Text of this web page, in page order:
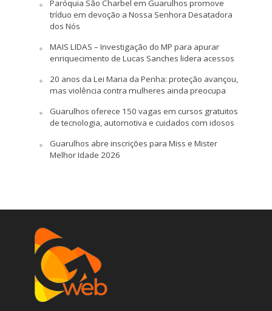
Paróquia São Charbel em Guarulhos promove
tríduo em devoção a Nossa Senhora Desatadora
dos Nós
MAIS LIDAS – Investigação do MP para apurar
enriquecimento de Lucas Sanches lidera acessos
20 anos da Lei Maria da Penha: proteção avançou,
mas violência contra mulheres ainda preocupa
Guarulhos oferece 150 vagas em cursos gratuitos
de tecnologia, automotiva e cuidados com idosos
Guarulhos abre inscrições para Miss e Mister
Melhor Idade 2026